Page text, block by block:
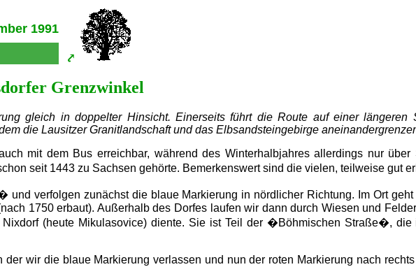
1991
Grenzwinkel
gleich in doppelter Hinsicht. Einerseits führt die Route auf einer längeren
die Lausitzer Granitlandschaft und das Elbsandsteingebirge
mit dem Bus erreichbar, während des Winterhalbjahres allerdings nur
seit 1443 zu Sachsen gehörte. Bemerkenswert sind die vielen, teilweise gut
verfolgen zunächst die blaue Markierung in nördlicher Richtung. Im Ort
1750 erbaut). Außerhalb des Dorfes laufen wir dann durch Wiesen und
(heute Mikulasovice) diente. Sie ist Teil der �Böhmischen Straße�,
wir die blaue Markierung verlassen und nun der roten Markierung nach